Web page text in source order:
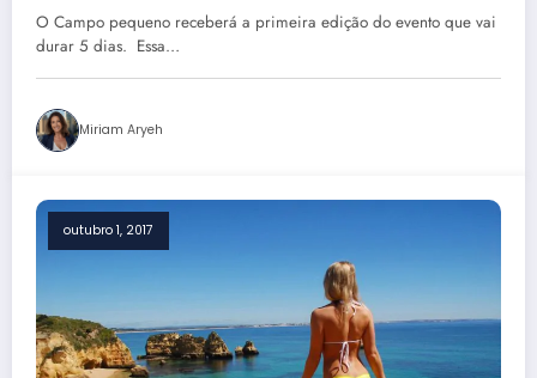
O Campo pequeno receberá a primeira edição do evento que vai
durar 5 dias. Essa…
Miriam Aryeh
outubro 1, 2017